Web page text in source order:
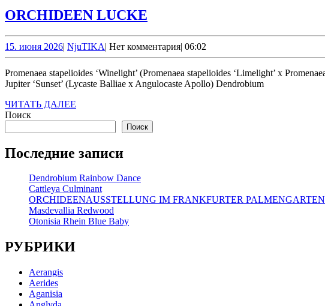
ORCHIDEEN LUCKE
15. июня 202615.
июня
2026
| NjuTIKANjuTIKA
| Нет комментария| 06:02
Promenaea stapelioides ‘Winelight’ (Promenaea stapelioides ‘Limelight’ x Promenaea stapelioides) Epidendrum stamfordianum var. roseum Cattleya loddigesii var. alba Cattleya labiata var. rubra Angulocaste
Jupiter ‘Sunset’ (Lycaste Balliae x Angulocaste Apollo) Dendrobium
ЧИТАТЬ ДАЛЕЕ
Поиск
Поиск
Последние записи
Dendrobium Rainbow Dance
Cattleya Culminant
ORCHIDEENAUSSTELLUNG IM FRANKFURTER PALMENGARTEN
Masdevallia Redwood
Otonisia Rhein Blue Baby
РУБРИКИ
Aerangis
Aerides
Aganisia